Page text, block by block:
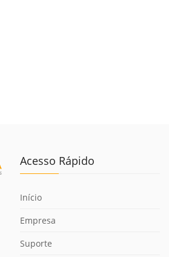
Acesso Rápido
Início
Empresa
Suporte